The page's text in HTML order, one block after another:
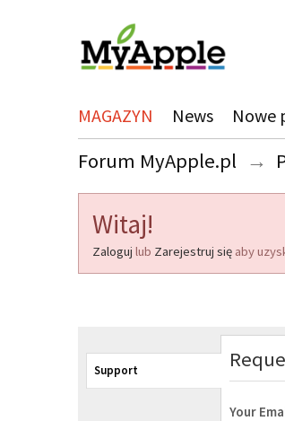
MAGAZYN News Nowe
Forum MyApple.pl →
Witaj!
Zaloguj lub Zarejestruj się aby
Support
Your